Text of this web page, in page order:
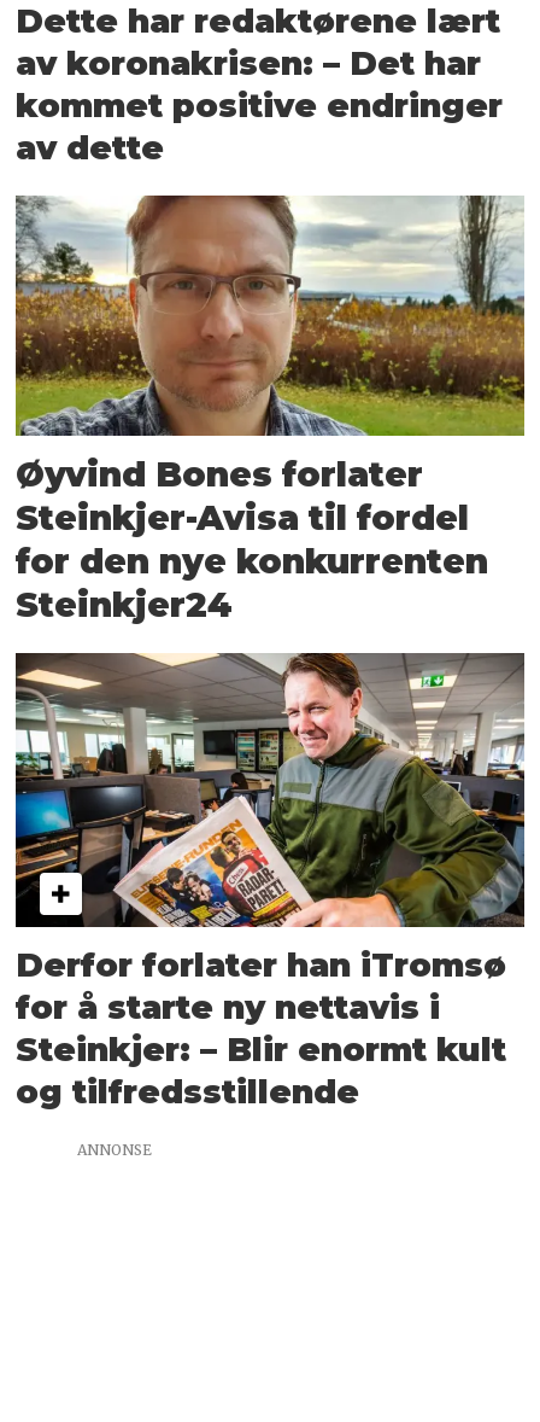
Dette har redaktørene lært
av koronakrisen: – Det har
kommet positive endringer
av dette
Øyvind Bones forlater
Steinkjer-Avisa til fordel
for den nye konkurrenten
Steinkjer24
Derfor forlater han iTromsø
for å starte ny nettavis i
Steinkjer: – Blir enormt kult
og tilfredsstillende
ANNONSE